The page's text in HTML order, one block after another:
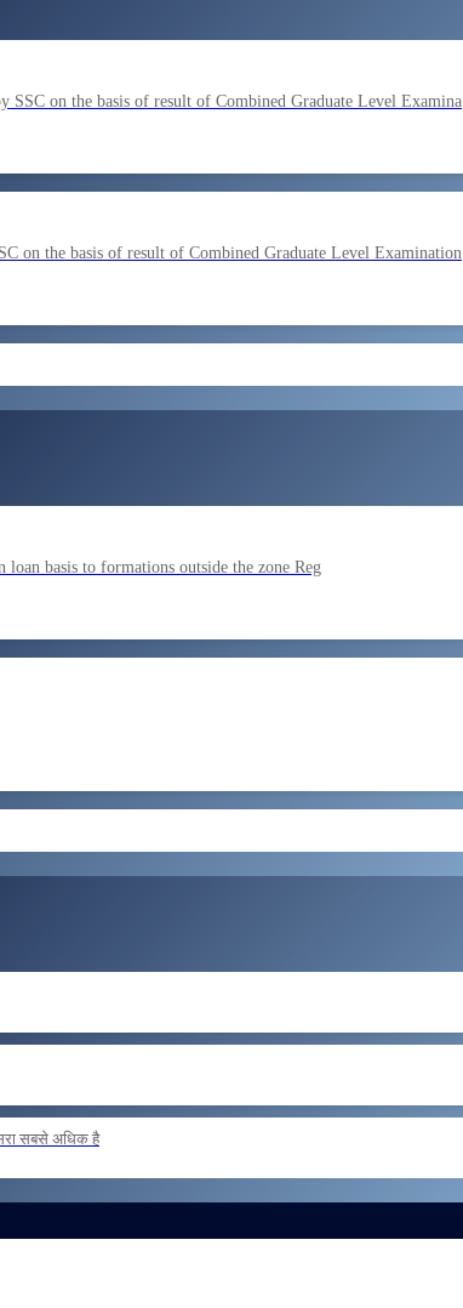
on the basis of result of Combined Graduate Level Examina
on the basis of result of Combined Graduate Level Examination
by SSC on the basis of result of CombIned Graduate Level E
on U hRM the basis of result of Combined Graduate Level E
basis to formations outside the zone Reg
POSTING OF INSPECTORS REG
सबसे अधिक है